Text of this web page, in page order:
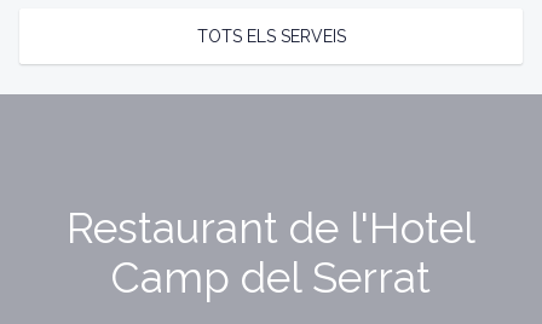
TOTS ELS SERVEIS
Restaurant de l'Hotel
Camp del Serrat